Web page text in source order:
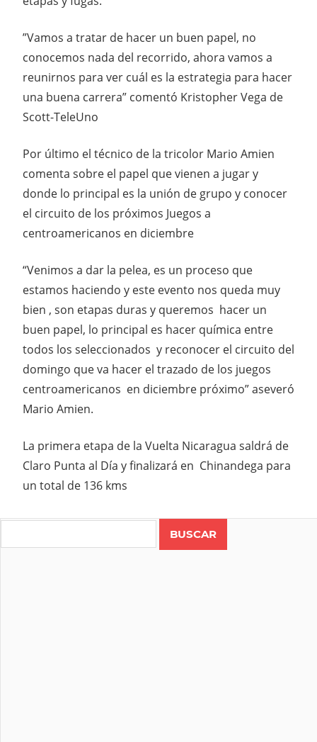
”Vamos a tratar de hacer un buen papel, no
conocemos nada del recorrido, ahora vamos a
reunirnos para ver cuál es la estrategia para hacer
una buena carrera” comentó Kristopher Vega de
Scott-TeleUno
Por último el técnico de la tricolor Mario Amien
comenta sobre el papel que vienen a jugar y
donde lo principal es la unión de grupo y conocer
el circuito de los próximos Juegos a
centroamericanos en diciembre
“Venimos a dar la pelea, es un proceso que
estamos haciendo y este evento nos queda muy
bien , son etapas duras y queremos hacer un
buen papel, lo principal es hacer química entre
todos los seleccionados y reconocer el circuito del
domingo que va hacer el trazado de los juegos
centroamericanos en diciembre próximo” aseveró
Mario Amien.
La primera etapa de la Vuelta Nicaragua saldrá de
Claro Punta al Día y finalizará en Chinandega para
un total de 136 kms